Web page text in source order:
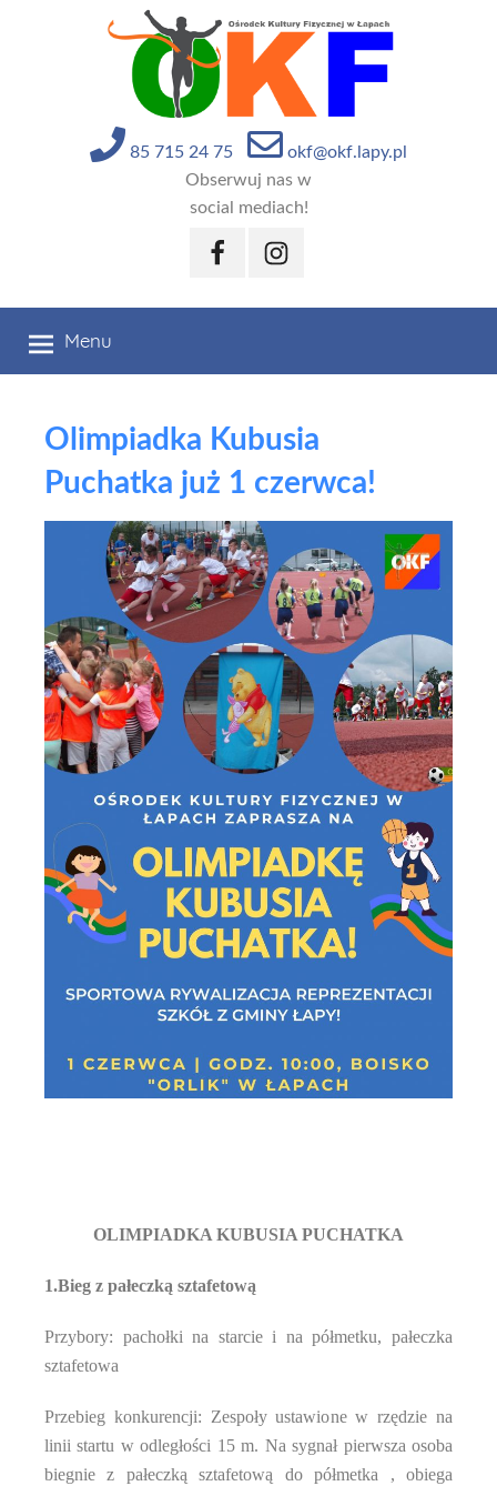
85 715 24 75
okf@okf.lapy.pl
Obserwuj nas w
social mediach!
FacebookInstagram
Menu
Olimpiadka Kubusia
Puchatka już 1 czerwca!
OLIMPIADKA KUBUSIA PUCHATKA
1.Bieg z pałeczką sztafetową
Przybory: pachołki na starcie i na półmetku, pałeczka
sztafetowa
Przebieg konkurencji: Zespoły ustawione w rzędzie na
linii startu w odległości 15 m. Na sygnał pierwsza osoba
biegnie z pałeczką sztafetową do półmetka , obiega